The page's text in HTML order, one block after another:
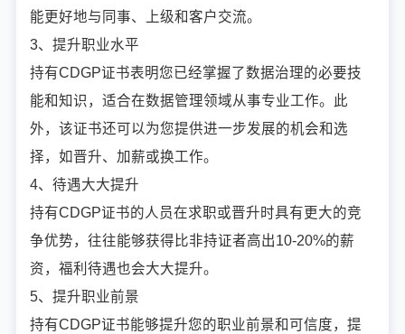
能更好地与同事、上级和客户交流。
3、提升职业水平
持有CDGP证书表明您已经掌握了数据治理的必要技
能和知识，适合在数据管理领域从事专业工作。此
外，该证书还可以为您提供进一步发展的机会和选
择，如晋升、加薪或换工作。
4、待遇大大提升
持有CDGP证书的人员在求职或晋升时具有更大的竞
争优势，往往能够获得比非持证者高出10-20%的薪
资，福利待遇也会大大提升。
5、提升职业前景
持有CDGP证书能够提升您的职业前景和可信度，提